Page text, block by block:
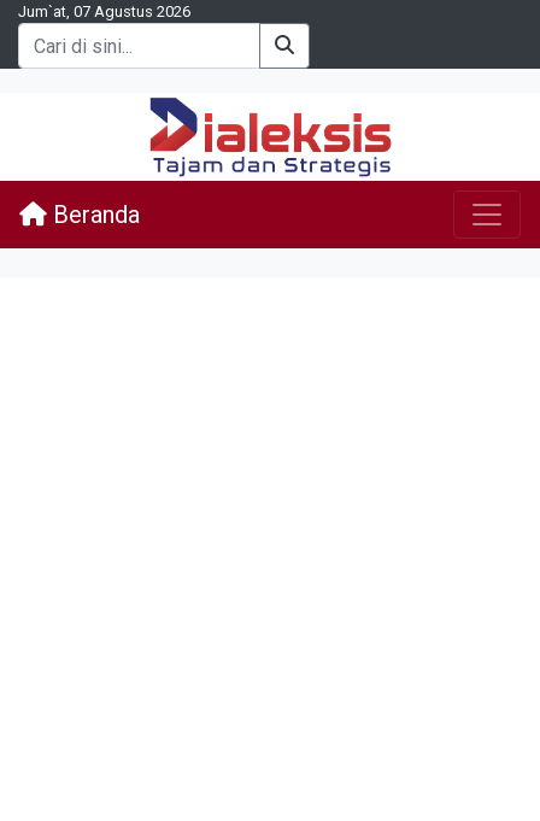
Jum`at, 07 Agustus 2026
Beranda